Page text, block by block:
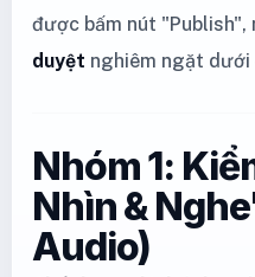
được bấm nút "Publish",
duyệt nghiêm ngặt dưới
Nhóm 1:
Nhìn &
Audio)